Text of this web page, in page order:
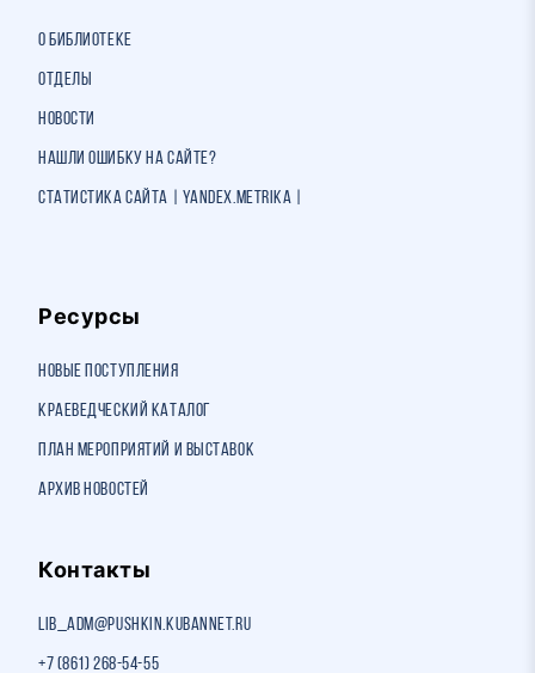
О библиотеке
Отделы
Новости
Нашли ошибку на сайте?
Статистика сайта | Yandex.Metrika |
Ресурсы
Новые поступления
Краеведческий каталог
План мероприятий и выставок
Архив новостей
Контакты
lib_adm@pushkin.kubannet.ru
+7 (861) 268-54-55